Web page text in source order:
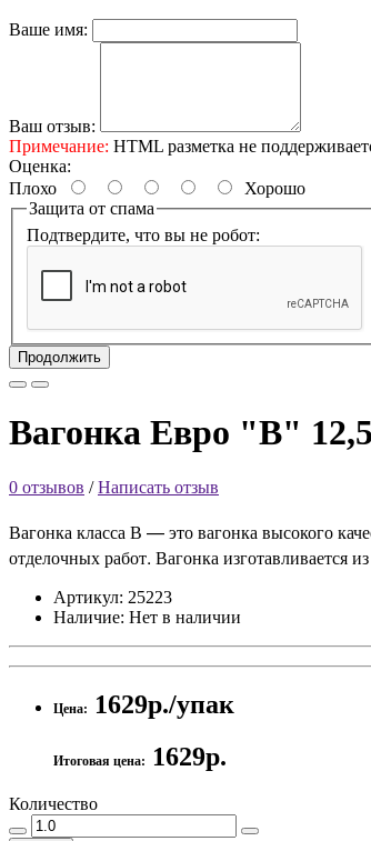
Ваше имя:
Ваш отзыв:
Примечание: HTML разметка не
Оценка:
Плохо
Хорошо
Защита от спама
Подтвердите, что вы не робот:
Продолжить
Вагонка Евро "В"
0 отзывов /Написать отзыв
Вагонка класса В — это вагонка высокого
отделочных работ. Вагонка изготавливается
Артикул: 25223
Наличие: Нет в наличии
Цена: 1629р./упак
Итоговая цена: 1629р.
Количество